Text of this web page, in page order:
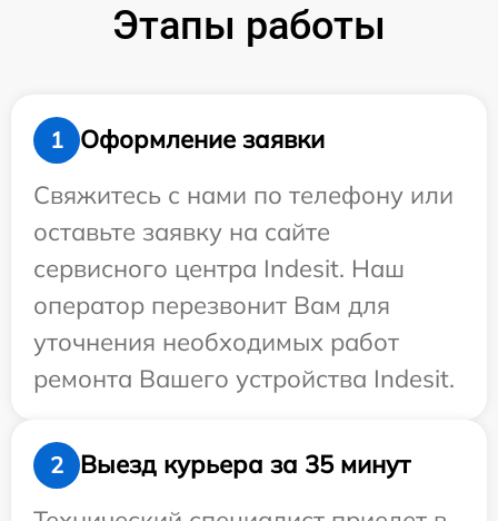
Этапы работы
1
Оформление заявки
Свяжитесь с нами по телефону или
оставьте заявку на сайте
сервисного центра Indesit. Наш
оператор перезвонит Вам для
уточнения необходимых работ
ремонта Вашего устройства Indesit.
2
Выезд курьера за 35 минут